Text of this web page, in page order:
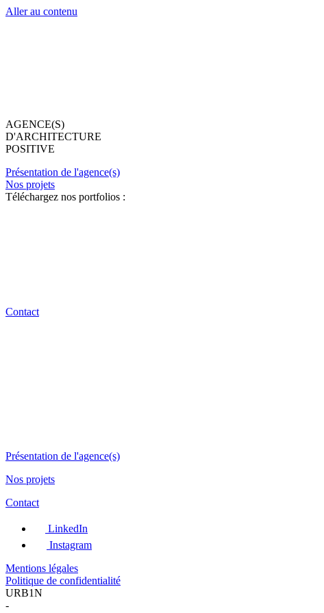
Aller au contenu
AGENCE(S)
D'ARCHITECTURE
POSITIVE
Présentation de l'agence(s)
Nos projets
Téléchargez nos portfolios :
Contact
Présentation de l'agence(s)
Nos projets
Contact
LinkedIn
Instagram
Mentions légales
Politique de confidentialité
URB1N
-